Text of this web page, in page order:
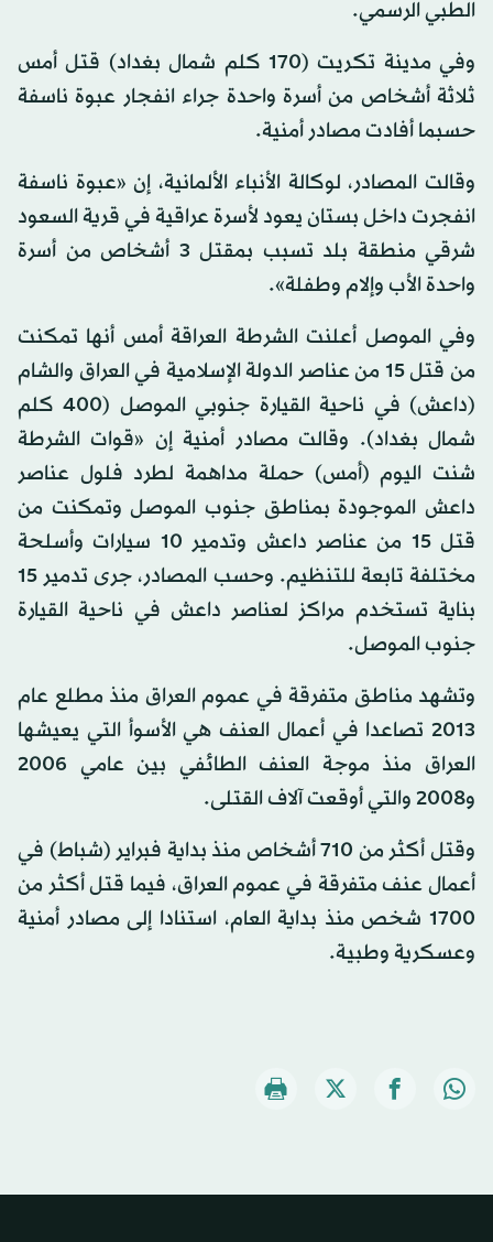
الطبي الرسمي.
وفي مدينة تكريت (170 كلم شمال بغداد) قتل أمس
ثلاثة أشخاص من أسرة واحدة جراء انفجار عبوة ناسفة
حسبما أفادت مصادر أمنية.
وقالت المصادر، لوكالة الأنباء الألمانية، إن «عبوة ناسفة
انفجرت داخل بستان يعود لأسرة عراقية في قرية السعود
شرقي منطقة بلد تسبب بمقتل 3 أشخاص من أسرة
واحدة الأب وإلام وطفلة».
وفي الموصل أعلنت الشرطة العراقة أمس أنها تمكنت
من قتل 15 من عناصر الدولة الإسلامية في العراق والشام
(داعش) في ناحية القيارة جنوبي الموصل (400 كلم
شمال بغداد). وقالت مصادر أمنية إن «قوات الشرطة
شنت اليوم (أمس) حملة مداهمة لطرد فلول عناصر
داعش الموجودة بمناطق جنوب الموصل وتمكنت من
قتل 15 من عناصر داعش وتدمير 10 سيارات وأسلحة
مختلفة تابعة للتنظيم. وحسب المصادر، جرى تدمير 15
بناية تستخدم مراكز لعناصر داعش في ناحية القيارة
جنوب الموصل.
وتشهد مناطق متفرقة في عموم العراق منذ مطلع عام
2013 تصاعدا في أعمال العنف هي الأسوأ التي يعيشها
العراق منذ موجة العنف الطائفي بين عامي 2006
و2008 والتي أوقعت آلاف القتلى.
وقتل أكثر من 710 أشخاص منذ بداية فبراير (شباط) في
أعمال عنف متفرقة في عموم العراق، فيما قتل أكثر من
1700 شخص منذ بداية العام، استنادا إلى مصادر أمنية
وعسكرية وطبية.